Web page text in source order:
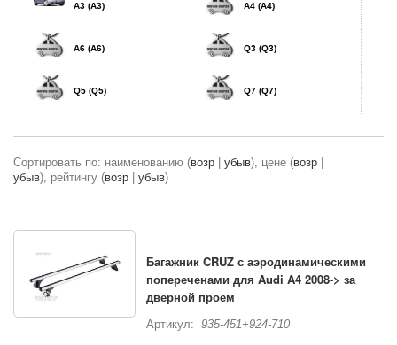
A3 (А3) A4 (А4)
A6 (А6) Q3 (Q3)
Q5 (Q5) Q7 (Q7)
Сортировать по: наименованию (возр убыв), цене (возр
убыв), рейтингу (возр убыв)
Багажник CRUZ с аэродинамическими
попереченами для Audi A4 2008-> за
дверной проем
Артикул: 935-451+924-710